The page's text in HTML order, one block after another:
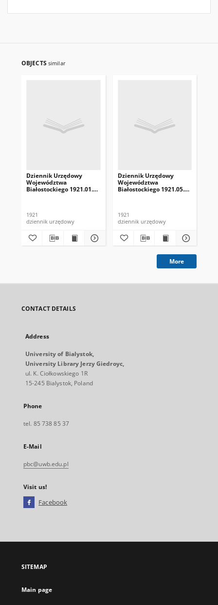
OBJECTS similar
Dziennik Urzędowy
Województwa
Białostockiego 1921.01.01
1921
dziennik urzędowy
Dziennik Urzędowy
Województwa
Białostockiego 1921.05.01
1921
dziennik urzędowy
More
CONTACT DETAILS
Address
University of Bialystok,
University Library Jerzy Giedroyc,
ul. K. Ciołkowskiego 1R
15-245 Bialystok, Poland
Phone
tel. 85 738 85 37
E-Mail
pbc@uwb.edu.pl
Visit us!
Facebook
open
new
SITEMAP
Main page